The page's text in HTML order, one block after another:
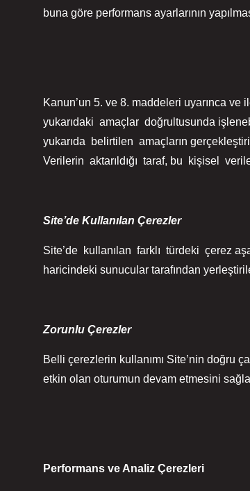
buna göre performans ayarlarının
Kanun’un 5. ve 8. maddeleri uyarınca ve
yukarıdaki amaçlar doğrultusunda
yukarıda belirtilen amaçların
Verilerin aktarıldığı taraf, bu kişisel
Site’de Kullanılan Çerezler
Site’de kullanılan farklı türdeki çerez
haricindeki sunucular tarafından
Zorunlu Çerezler
Belli çerezlerin kullanımı Site’nin doğru
etkin olan oturumun devam etmesini
Performans ve Analiz Çerezleri